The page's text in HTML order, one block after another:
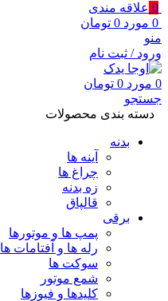
0 علاقه مندی
0 مورد 0 تومان
منو
ورود / ثبت نام
0 مورد 0 تومان
جستجو
دسته بندی محصولات
بدنه
آینه ها
چراغ ها
زه بدنه
قالپاق
برقی
پمپ ها و موتورها
رله ها و آفتامات ها
سوکت ها
شمع موتور
کلیدها و فیوزها